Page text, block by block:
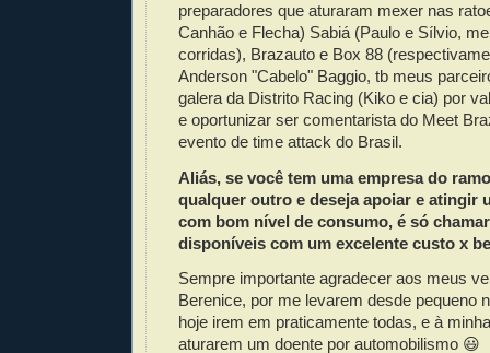
preparadores que aturaram mexer nas
Canhão e Flecha) Sabiá (Paulo e Sílvio,
corridas), Brazauto e Box 88
Anderson "Cabelo" Baggio, tb meus
galera da Distrito Racing (Kiko e cia) por
e oportunizar ser comentarista do Meet
evento de time attack do Brasil.
Aliás, se você tem uma empresa do
qualquer outro e deseja apoiar e atingir
com bom nível de consumo, é só
disponíveis com um excelente custo x
Sempre importante agradecer aos meus
Berenice, por me levarem desde pequeno
hoje irem em praticamente todas, e à
aturarem um doente por automobilismo 😃